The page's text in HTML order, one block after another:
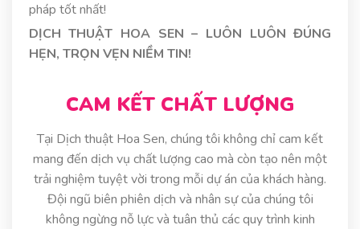
pháp tốt nhất!
DỊCH THUẬT HOA SEN – LUÔN LUÔN ĐÚNG
HẸN, TRỌN VẸN NIỀM TIN!
CAM KẾT CHẤT LƯỢNG
Tại Dịch thuật Hoa Sen, chúng tôi không chỉ cam kết
mang đến dịch vụ chất lượng cao mà còn tạo nên một
trải nghiệm tuyệt vời trong mỗi dự án của khách hàng.
Đội ngũ biên phiên dịch và nhân sự của chúng tôi
không ngừng nỗ lực và tuân thủ các quy trình kinh